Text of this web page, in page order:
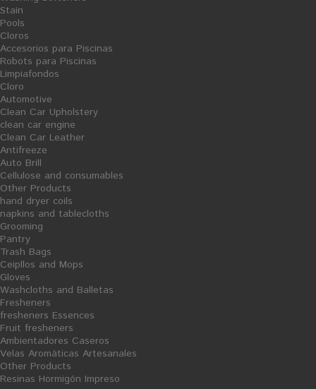
Stain
Pools
Cloros
Accesorios para Piscinas
Robots para Piscinas
Limpiafondos
Cloro
Automotive
Clean Car Upholstery
clean car engine
Clean Car Leather
Antifreeze
Auto Brill
Cellulose and consumables
Other Products
hand dryer coils
napkins and tablecloths
Grooming
Pantry
Trash Bags
Ceipllos and Mops
Gloves
Washcloths and Balletas
Fresheners
fresheners Essences
Fruit fresheners
Ambientadores Caseros
Velas Aromáticas Artesanales
Other Products
Resinas Hormigón Impreso
29,37 €
Resin Paviberk S-102 - 25L
Ficha Producto
159,72 €